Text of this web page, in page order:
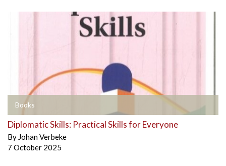
Books
Diplomatic Skills: Practical Skills for Everyone
By Johan Verbeke
7 October 2025